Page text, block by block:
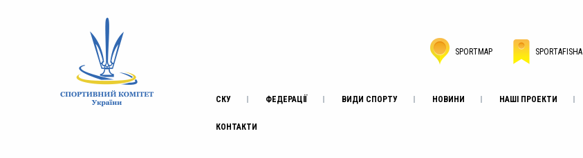
SPORTMAP SPORTAFISHA
СКУ ФЕДЕРАЦІЇ ВИДИ СПОРТУ НОВИНИ НАШІ ПРОЕКТИ
КОНТАКТИ